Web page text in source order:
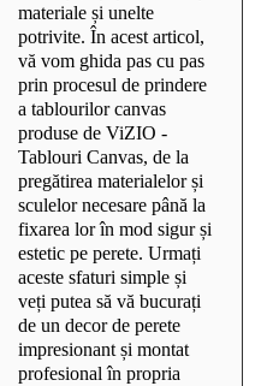
materiale și unelte
potrivite. În acest articol,
vă vom ghida pas cu pas
prin procesul de prindere
a tablourilor canvas
produse de ViZIO -
Tablouri Canvas, de la
pregătirea materialelor și
sculelor necesare până la
fixarea lor în mod sigur și
estetic pe perete. Urmați
aceste sfaturi simple și
veți putea să vă bucurați
de un decor de perete
impresionant și montat
profesional în propria